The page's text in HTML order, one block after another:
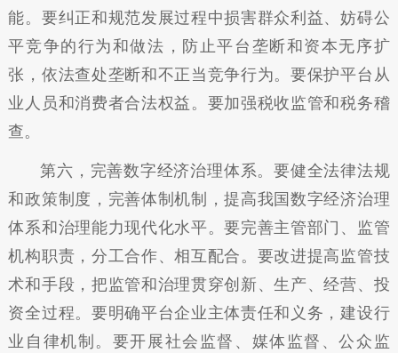
能。要纠正和规范发展过程中损害群众利益、妨碍公
平竞争的行为和做法，防止平台垄断和资本无序扩
张，依法查处垄断和不正当竞争行为。要保护平台从
业人员和消费者合法权益。要加强税收监管和税务稽
查。
第六，完善数字经济治理体系。要健全法律法规
和政策制度，完善体制机制，提高我国数字经济治理
体系和治理能力现代化水平。要完善主管部门、监管
机构职责，分工合作、相互配合。要改进提高监管技
术和手段，把监管和治理贯穿创新、生产、经营、投
资全过程。要明确平台企业主体责任和义务，建设行
业自律机制。要开展社会监督、媒体监督、公众监